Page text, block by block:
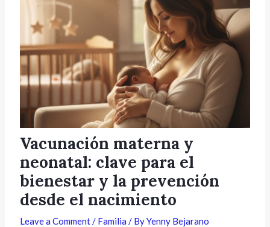
Vacunación materna y
neonatal: clave para el
bienestar y la prevención
desde el nacimiento
Leave a Comment/ Familia / ByYenny Bejarano